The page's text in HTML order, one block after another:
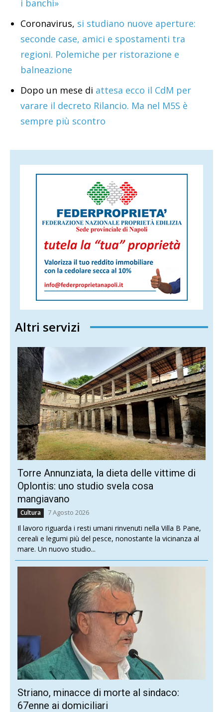
i banchi»
Coronavirus, si studiano nuove aperture:
seconde case, amici e spostamenti tra
regioni. Polemiche per ristorazione e
balneazione
Dopo un mese di attesa ecco il CdM per
varare il decreto Rilancio. Ma nel M5S è
sempre più scontro
Altri servizi
Torre Annunziata, la dieta delle vittime di
Oplontis: uno studio svela cosa
mangiavano
Cultura 7 Agosto 2026
Il lavoro riguarda i resti umani rinvenuti nella Villa B Pane,
cereali e legumi più del pesce, nonostante la vicinanza al
mare. Un nuovo studio...
Striano, minacce di morte al sindaco:
67enne ai domiciliari